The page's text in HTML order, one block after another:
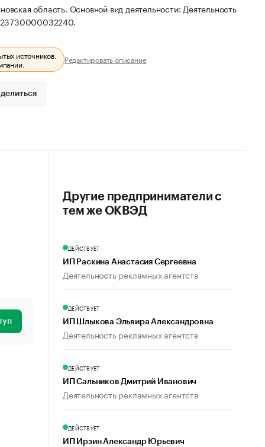
область. Основной вид деятельности: Деятельность
источников.
Редактировать описание
Другие предприниматели с
тем же ОКВЭД
ДЕЙСТВУЕТ
ИП Раскина Анастасия Сергеевна
Деятельность рекламных агентств
ДЕЙСТВУЕТ
ИП Шлыкова Эльвира Александровна
Деятельность рекламных агентств
ДЕЙСТВУЕТ
ИП Сальников Дмитрий Иванович
Деятельность рекламных агентств
ДЕЙСТВУЕТ
ИП Ирзин Александр Юрьевич